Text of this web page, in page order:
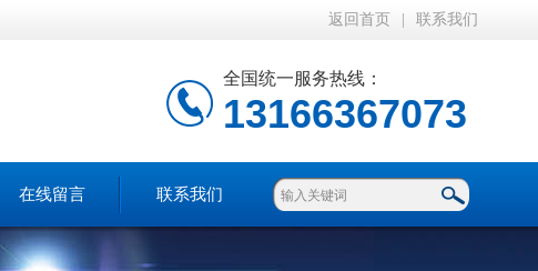
返回首页 联系我们
全国统一服务热线：
13166367073
在线留言 联系我们